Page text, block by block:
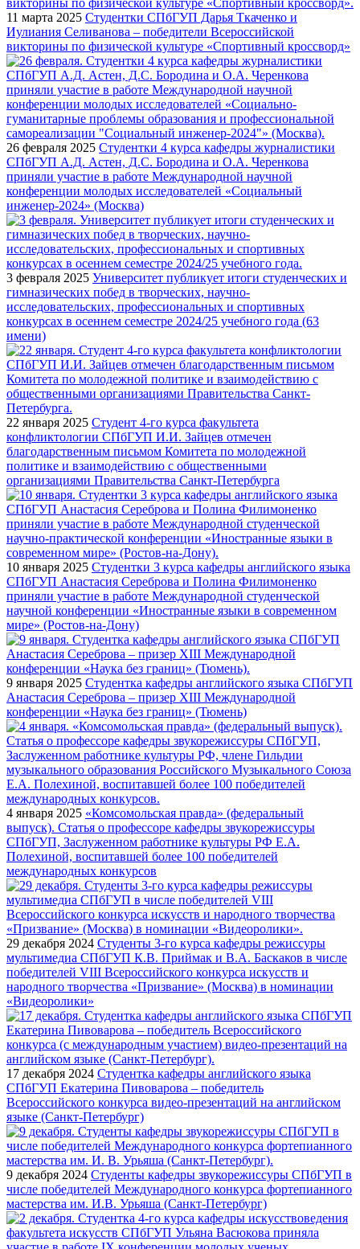
11 марта 2025 Студентки СПбГУП Дарья Ткаченко и
Иулиания Селиванова – победители Всероссийской
викторины по физической культуре «Спортивный кроссворд»
26 февраля 2025 Студентки 4 курса кафедры журналистики
СПбГУП А.Д. Астен, Д.С. Бородина и О.А. Черенкова
приняли участие в работе Международной научной
конференции молодых исследователей «Социальный
инженер-2024» (Москва)
3 февраля 2025 Университет публикует итоги студенческих и
гимназических побед в творческих, научно-
исследовательских, профессиональных и спортивных
конкурсах в осеннем семестре 2024/25 учебного года (63
имени)
22 января 2025 Студент 4-го курса факультета
конфликтологии СПбГУП И.И. Зайцев отмечен
благодарственным письмом Комитета по молодежной
политике и взаимодействию с общественными
организациями Правительства Санкт-Петербурга
10 января 2025 Студентки 3 курса кафедры английского языка
СПбГУП Анастасия Сереброва и Полина Филимоненко
приняли участие в работе Международной студенческой
научной конференции «Иностранные языки в современном
мире» (Ростов-на-Дону)
9 января 2025 Студентка кафедры английского языка СПбГУП
Анастасия Сереброва – призер XIII Международной
конференции «Наука без границ» (Тюмень)
4 января 2025 «Комсомольская правда» (федеральный
выпуск). Статья о профессоре кафедры звукорежиссуры
СПбГУП, Заслуженном работнике культуры РФ Е.А.
Полехиной, воспитавшей более 100 победителей
международных конкурсов
29 декабря 2024 Студенты 3-го курса кафедры режиссуры
мультимедиа СПбГУП К.В. Приймак и В.А. Баскаков в числе
победителей VIII Всероссийского конкурса искусств и
народного творчества «Призвание» (Москва) в номинации
«Видеоролики»
17 декабря 2024 Студентка кафедры английского языка
СПбГУП Екатерина Пивоварова – победитель
Всероссийского конкурса видео-презентаций на английском
языке (Санкт-Петербург)
9 декабря 2024 Студенты кафедры звукорежиссуры СПбГУП в
числе победителей Международного конкурса фортепианного
мастерства им. И.В. Урьяша (Санкт-Петербург)